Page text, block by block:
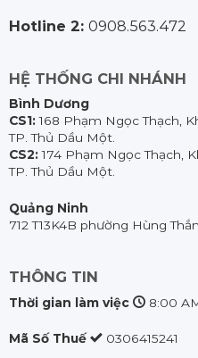
Hotline 2: 0908.563.472
HỆ THỐNG CHI NHÁNH
Bình Dương
CS1:168 Phạm Ngọc Thạch,
TP. Thủ Dầu Một.
CS2:174 Phạm Ngọc Thạch,
TP. Thủ Dầu Một.
Quảng Ninh
712 T13K4B phường Hùng
THÔNG TIN
Thời gian làm việc 8:00
Mã Số Thuế 0306415241